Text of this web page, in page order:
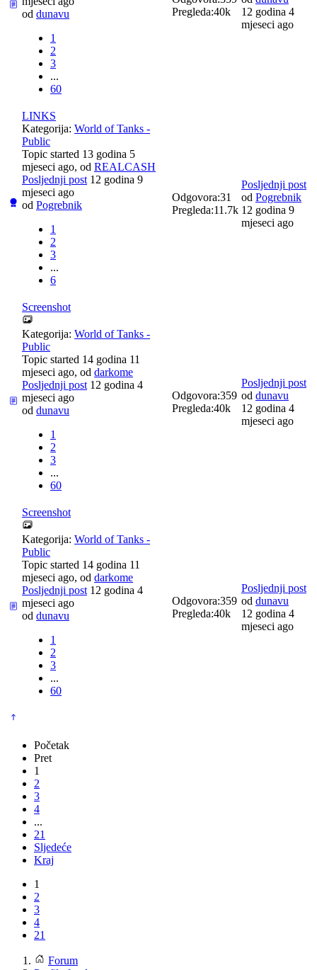
od dunavu
1
2
3
...
60
Pregleda:40k
12 godina 4
mjeseci ago
LINKS
Kategorija: World of Tanks -
Public
Topic started 13 godina 5
mjeseci ago, od REALCASH
Posljednji post 12 godina 9
mjeseci ago
od Pogrebnik
1
2
3
...
6
Odgovora:31
Pregleda:11.7k
Posljednji post
od Pogrebnik
12 godina 9
mjeseci ago
Screenshot
Kategorija: World of Tanks -
Public
Topic started 14 godina 11
mjeseci ago, od darkome
Posljednji post 12 godina 4
mjeseci ago
od dunavu
1
2
3
...
60
Odgovora:359
Pregleda:40k
Posljednji post
od dunavu
12 godina 4
mjeseci ago
Screenshot
Kategorija: World of Tanks -
Public
Topic started 14 godina 11
mjeseci ago, od darkome
Posljednji post 12 godina 4
mjeseci ago
od dunavu
1
2
3
...
60
Odgovora:359
Pregleda:40k
Posljednji post
od dunavu
12 godina 4
mjeseci ago
Početak
Pret
1
2
3
4
...
21
Sljedeće
Kraj
1
2
3
4
21
Forum